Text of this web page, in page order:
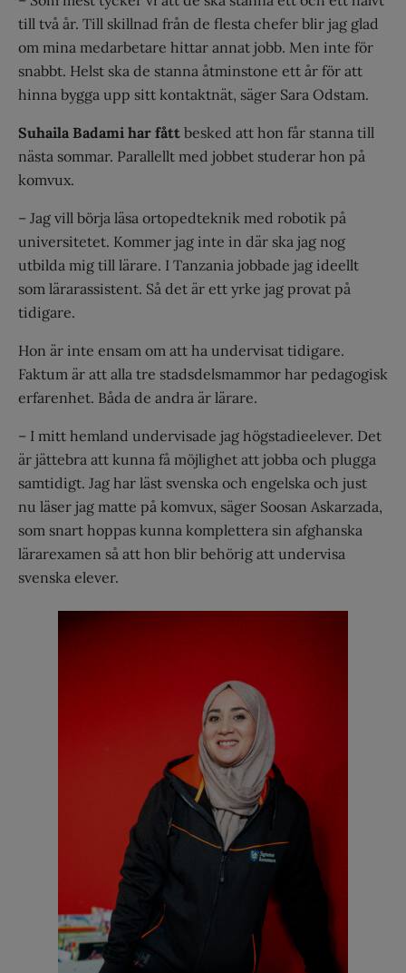
till två år. Till skillnad från de flesta chefer blir jag glad
om mina medarbetare hittar annat jobb. Men inte för
snabbt. Helst ska de stanna åtminstone ett år för att
hinna bygga upp sitt kontaktnät, säger Sara Odstam.
Suhaila Badami har fått besked att hon får stanna till
nästa sommar. Parallellt med jobbet studerar hon på
komvux.
– Jag vill börja läsa ortopedteknik med robotik på
universitetet. Kommer jag inte in där ska jag nog
utbilda mig till lärare. I Tanzania jobbade jag ideellt
som lärarassistent. Så det är ett yrke jag provat på
tidigare.
Hon är inte ensam om att ha undervisat tidigare.
Faktum är att alla tre stadsdelsmammor har pedagogisk
erfarenhet. Båda de andra är lärare.
– I mitt hemland undervisade jag högstadieelever. Det
är jättebra att kunna få möjlighet att jobba och plugga
samtidigt. Jag har läst svenska och engelska och just
nu läser jag matte på komvux, säger Soosan Askarzada,
som snart hoppas kunna komplettera sin afghanska
lärarexamen så att hon blir behörig att undervisa
svenska elever.